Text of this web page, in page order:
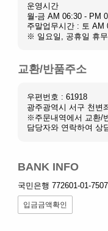
운영시간
월-금 AM 06:30 - PM
주말업무시간 : 토 AM
※ 일요일, 공휴일 휴무
교환/반품주소
우편번호 : 61918
광주광역시 서구 천변
※주문내역에서 교환/
담당자와 연락하여 상
BANK INFO
국민은행 772601-01-
입금금액확인